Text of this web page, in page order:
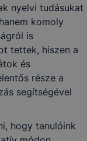
nyelvi tudásukat
komoly
is
tettek, hiszen a
és
része a
segítségével
hogy tanulóink